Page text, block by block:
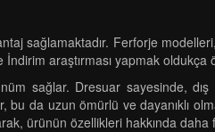
sağlamaktadır. Ferforje
araştırması yapmak oldukça
sağlar. Dresuar sayesinde, dış
da uzun ömürlü ve dayanıklı
ürünün özellikleri hakkında